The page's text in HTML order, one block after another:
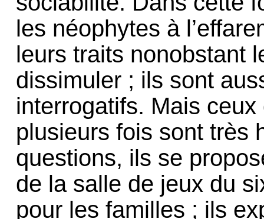
les néophytes à
leurs traits nonobstant
dissimuler ; ils sont
interrogatifs. Mais
plusieurs fois sont très
questions, ils se
de la salle de jeux du
pour les familles ; ils